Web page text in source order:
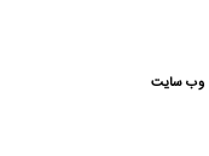
وب‌ سایت